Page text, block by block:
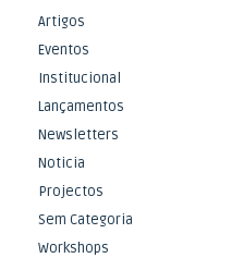
Artigos
Eventos
Institucional
Lançamentos
Newsletters
Noticia
Projectos
Sem Categoria
Workshops